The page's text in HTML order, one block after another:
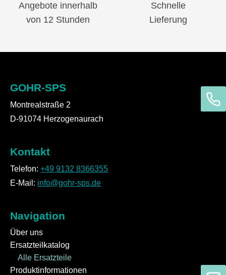
Angebote innerhalb
von 12 Stunden
Schnelle
Lieferung
GOHR-SPS
Montrealstraße 2
D-91074 Herzogenaurach
Kontakt
Telefon: +49 9132 8366355
E-Mail: info@gohr-sps.de
Navigation
Über uns
Ersatzteilkatalog
Alle Ersatzteile
Produktinformationen